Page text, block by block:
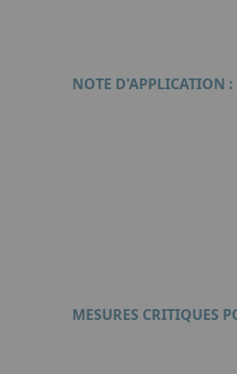
NOTE D'APPLICATION :
MESURES CRITIQUES